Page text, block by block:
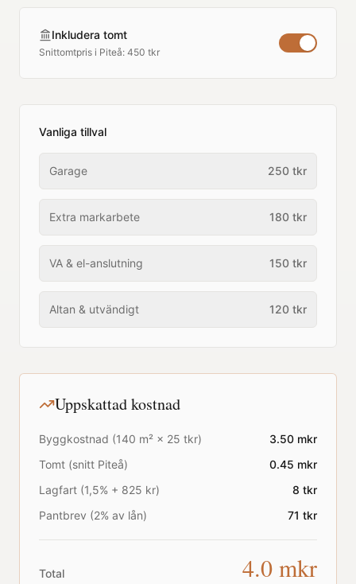
Inkludera tomt
Snittomtpris i Piteå: 450 tkr
Vanliga tillval
Garage 250 tkr
Extra markarbete 180 tkr
VA & el-anslutning 150 tkr
Altan & utvändigt 120 tkr
Uppskattad kostnad
Byggkostnad (140 m² × 25 tkr) 3.50 mkr
Tomt (snitt Piteå) 0.45 mkr
Lagfart (1,5% + 825 kr)
8 tkr
Pantbrev (2% av lån)
71 tkr
Total 4.0 mkr